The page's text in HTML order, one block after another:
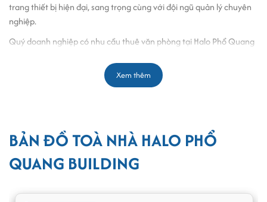
trang thiết bị hiện đại, sang trọng cùng với đội ngũ quản lý chuyên
nghiệp.
Quý doanh nghiệp có nhu cầu thuê văn phòng tại Halo Phổ Quang
tích trống và báo giá chính xác nhất.
Thiết kế, quy mô và kết cấu tòa nhà Halo Phổ Quang Building
đến sự thuận tiện nhất cho nhân viên làm việc tại đây. Diện tích sàn
khách hàng sự lựa chọn đa dạng.
Xem thêm
BẢN ĐỒ TOÀ NHÀ HALO PHỔ
QUANG BUILDING